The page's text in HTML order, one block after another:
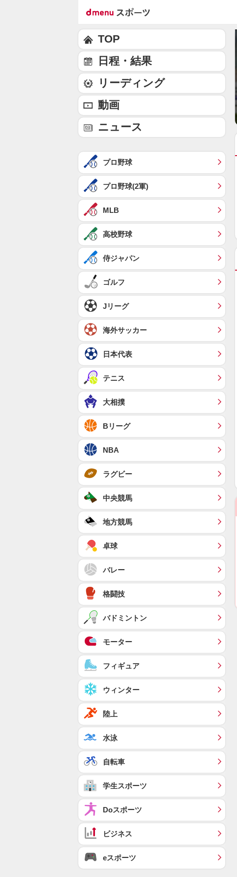
TOP
日程・結果
リーディング
動画
ニュース
プロ野球
プロ野球(2軍)
MLB
高校野球
侍ジャパン
ゴルフ
Jリーグ
海外サッカー
日本代表
テニス
大相撲
Bリーグ
NBA
ラグビー
中央競馬
地方競馬
卓球
バレー
格闘技
バドミントン
モーター
フィギュア
ウィンター
陸上
水泳
自転車
学生スポーツ
Doスポーツ
ビジネス
eスポーツ